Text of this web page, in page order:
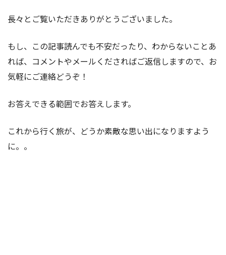
長々とご覧いただきありがとうございました。
もし、この記事読んでも不安だったり、わからないことあ
れば、コメントやメールくださればご返信しますので、お
気軽にご連絡どうぞ！
お答えできる範囲でお答えします。
これから行く旅が、どうか素敵な思い出になりますよう
に。。